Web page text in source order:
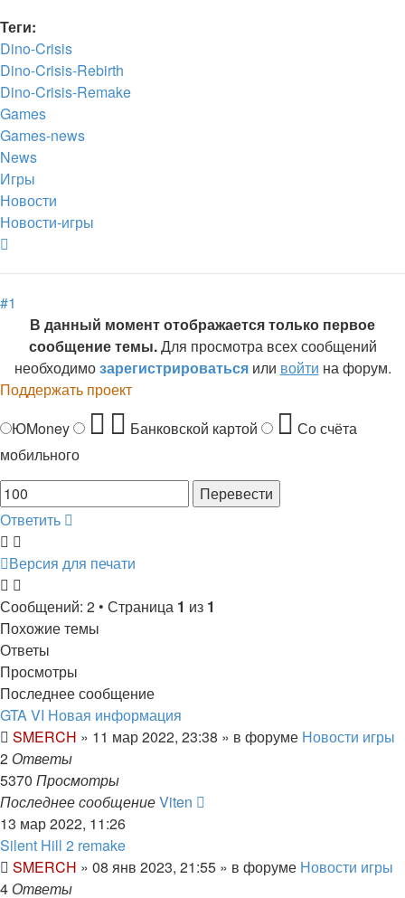
Теги:
Dino-Crisis
Dino-Crisis-Rebirth
Dino-Crisis-Remake
Games
Games-news
News
Игры
Новости
Новости-игры
#1
В данный момент отображается только первое
сообщение темы.Для просмотра всех сообщений
необходимозарегистрироватьсяили войти на форум.
Поддержать проект
ЮMoney
Банковской картой
Со счёта
мобильного
Ответить
Версия для печати
Сообщений: 2 • Страница 1 из 1
Похожие темы
Ответы
Просмотры
Последнее сообщение
GTA VI Новая информация
SMERCH » 11 мар 2022, 23:38 » в форуме Новости игры
2 Ответы
5370 Просмотры
Последнее сообщениеViten
13 мар 2022, 11:26
Silent Hill 2 remake
SMERCH » 08 янв 2023, 21:55 » в форуме Новости игры
4 Ответы